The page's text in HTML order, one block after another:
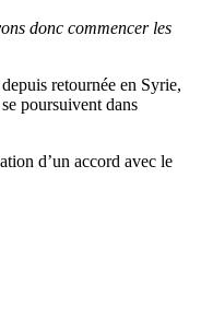
donc commencer les
retournée en Syrie,
poursuivent dans
d’un accord avec le